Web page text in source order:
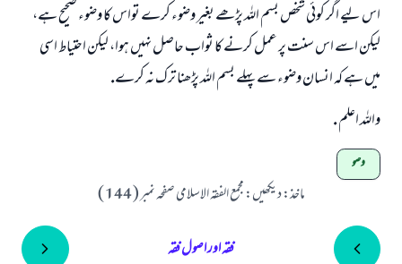
اس ليے اگر كوئى شخص بسم اللہ پڑھے بغير وضوء كرے تواس كا وضوء صحيح ہے،
ليكن اسے اس سنت پر عمل كرنے كا ثواب حاصل نہيں ہوا، ليكن احتياط اسى
ميں ہے كہ انسان وضوء سے پہلے بسم اللہ پڑھنا ترك نہ كرے.
واللہ اعلم .
وضو
ماخذ:ديكھيں: مجمع الفقہ الاسلامى صفحہ نمبر ( 144 )
فقہ اور اصول فقہ